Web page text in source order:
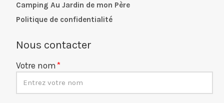
Camping Au Jardin de mon Père
Politique de confidentialité
Nous contacter
Votre nom